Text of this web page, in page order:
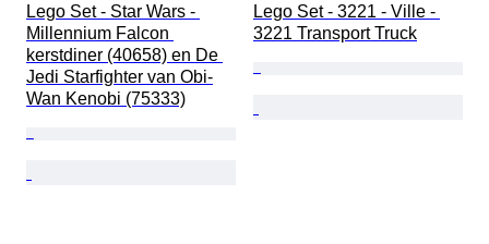
Lego Set - Star Wars -
Millennium Falcon
kerstdiner (40658) en De
Jedi Starfighter van Obi-
Wan Kenobi (75333)
Lego Set - 3221 - Ville -
3221 Transport Truck